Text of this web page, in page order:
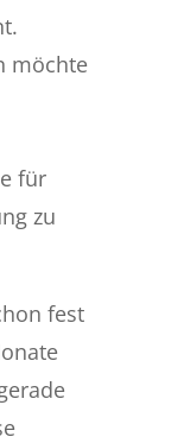
möchte
für
zu
fest